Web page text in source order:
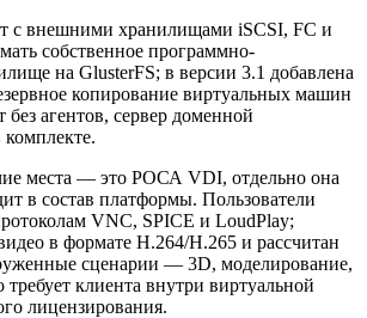
с внешними хранилищами iSCSI, FC и
собственное программно-
на GlusterFS; в версии 3.1 добавлена
копирование виртуальных машин
без агентов, сервер доменной
комплекте.
места — это РОСА VDI, отдельно она
в состав платформы. Пользователи
VNC, SPICE и LoudPlay;
в формате H.264/H.265 и рассчитан
сценарии — 3D, моделирование,
клиента внутри виртуальной
лицензирования.